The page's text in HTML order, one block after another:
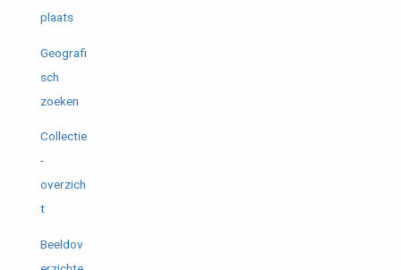
plaats
Geografi
sch
zoeken
Collectie
-
overzich
t
Beeldov